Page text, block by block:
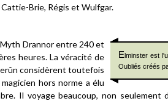
Brie, Régis et Wulfgar.
Elminster est
Oubliés créés
Drannor entre 240 et
heures. La véracité de
considèrent toutefois
hors norme a élu
Il voyage beaucoup, non seulement